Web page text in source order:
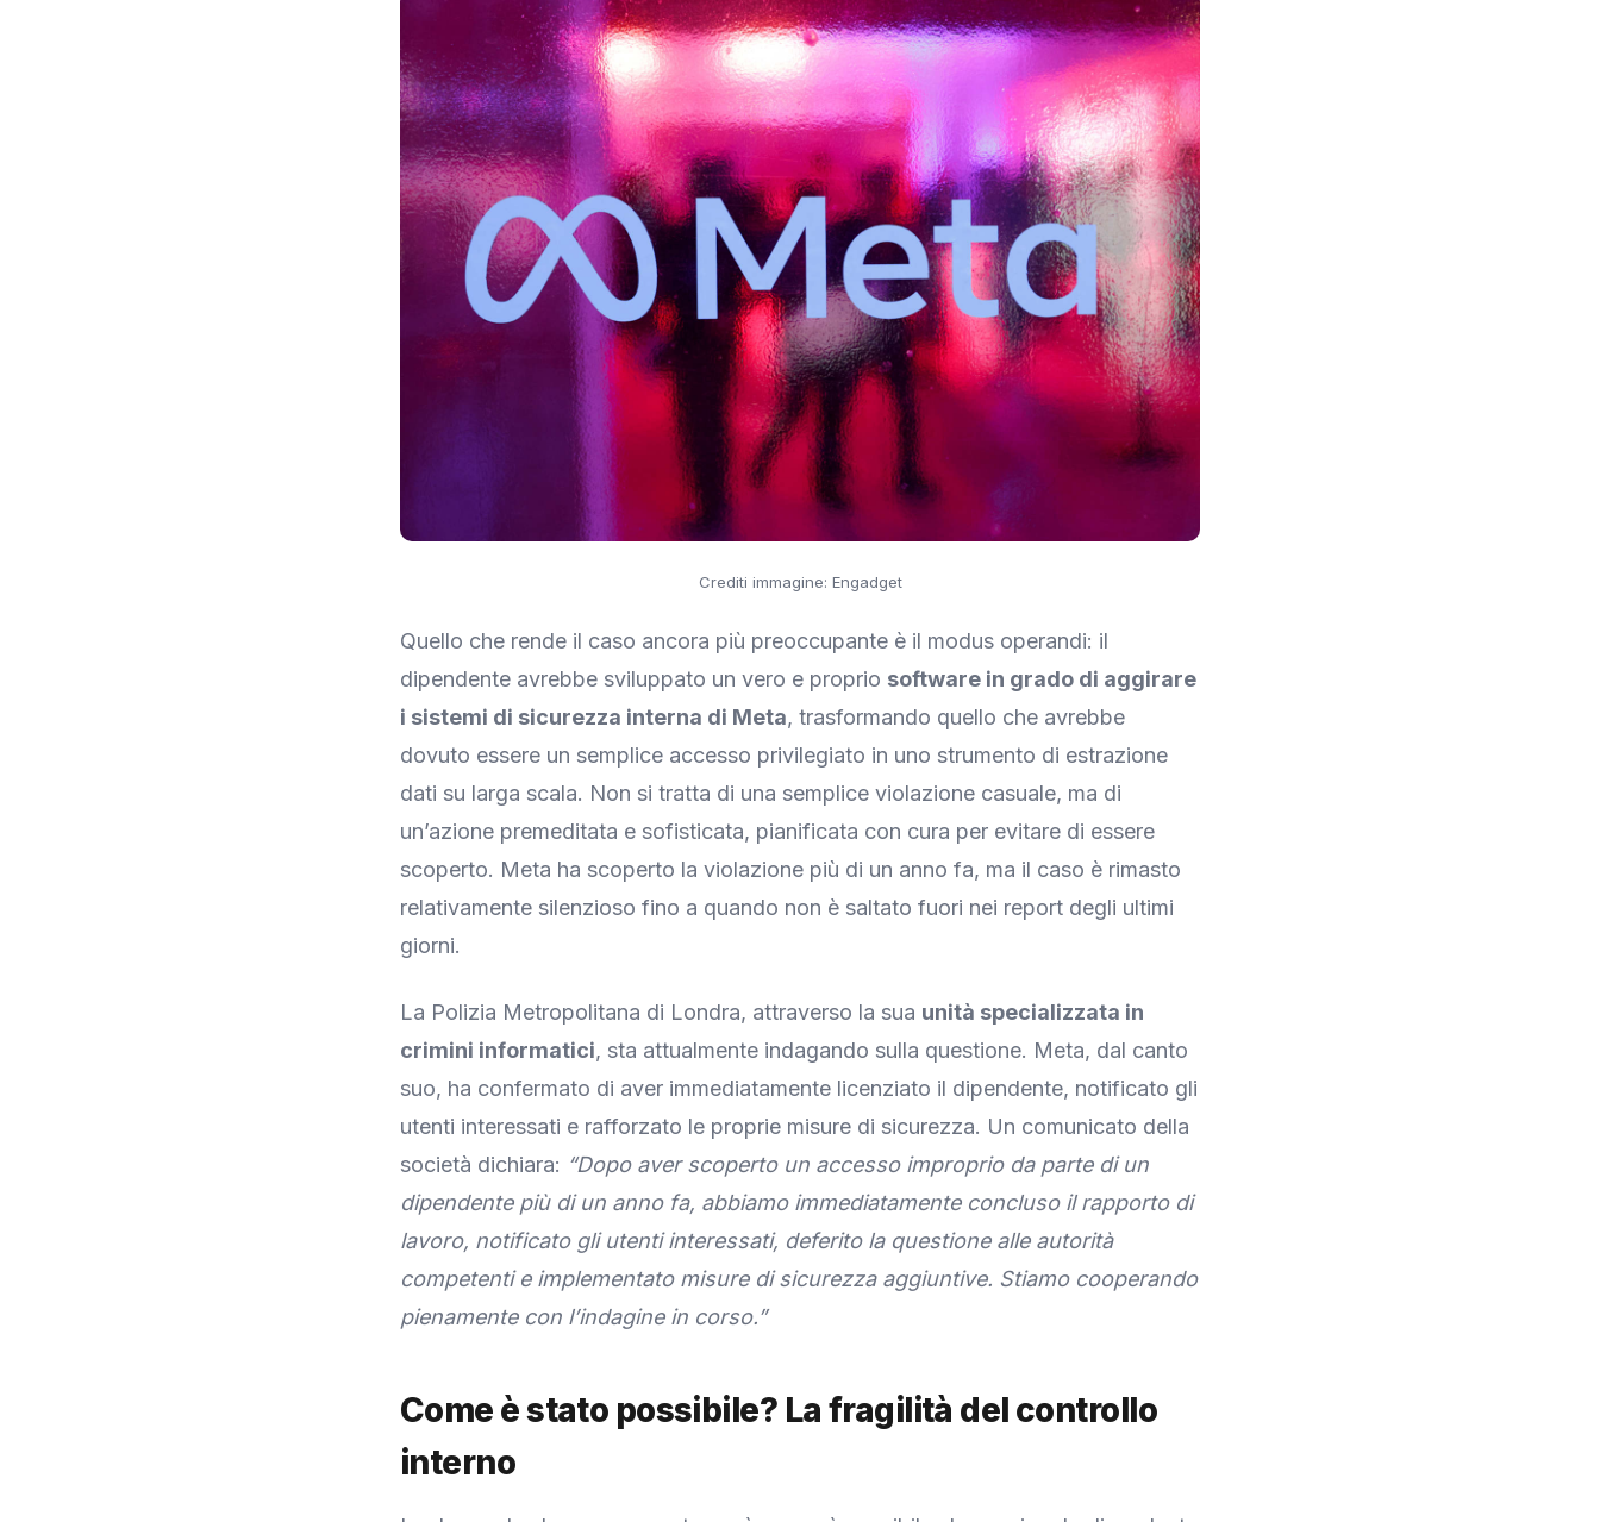
Crediti immagine: Engadget
Quello che rende il caso ancora più preoccupante è il modus operandi: il
dipendente avrebbe sviluppato un vero e proprio software in grado di aggirare
i sistemi di sicurezza interna di Meta, trasformando quello che avrebbe
dovuto essere un semplice accesso privilegiato in uno strumento di estrazione
dati su larga scala. Non si tratta di una semplice violazione casuale, ma di
un’azione premeditata e sofisticata, pianificata con cura per evitare di essere
scoperto. Meta ha scoperto la violazione più di un anno fa, ma il caso è rimasto
relativamente silenzioso fino a quando non è saltato fuori nei report degli ultimi
giorni.
La Polizia Metropolitana di Londra, attraverso la sua unità specializzata in
crimini informatici, sta attualmente indagando sulla questione. Meta, dal canto
suo, ha confermato di aver immediatamente licenziato il dipendente, notificato gli
utenti interessati e rafforzato le proprie misure di sicurezza. Un comunicato della
società dichiara: “Dopo aver scoperto un accesso improprio da parte di un
dipendente più di un anno fa, abbiamo immediatamente concluso il rapporto di
lavoro, notificato gli utenti interessati, deferito la questione alle autorità
competenti e implementato misure di sicurezza aggiuntive. Stiamo cooperando
pienamente con l’indagine in corso.”
Come è stato possibile? La fragilità del controllo
interno